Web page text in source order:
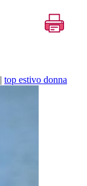
top estivo donna